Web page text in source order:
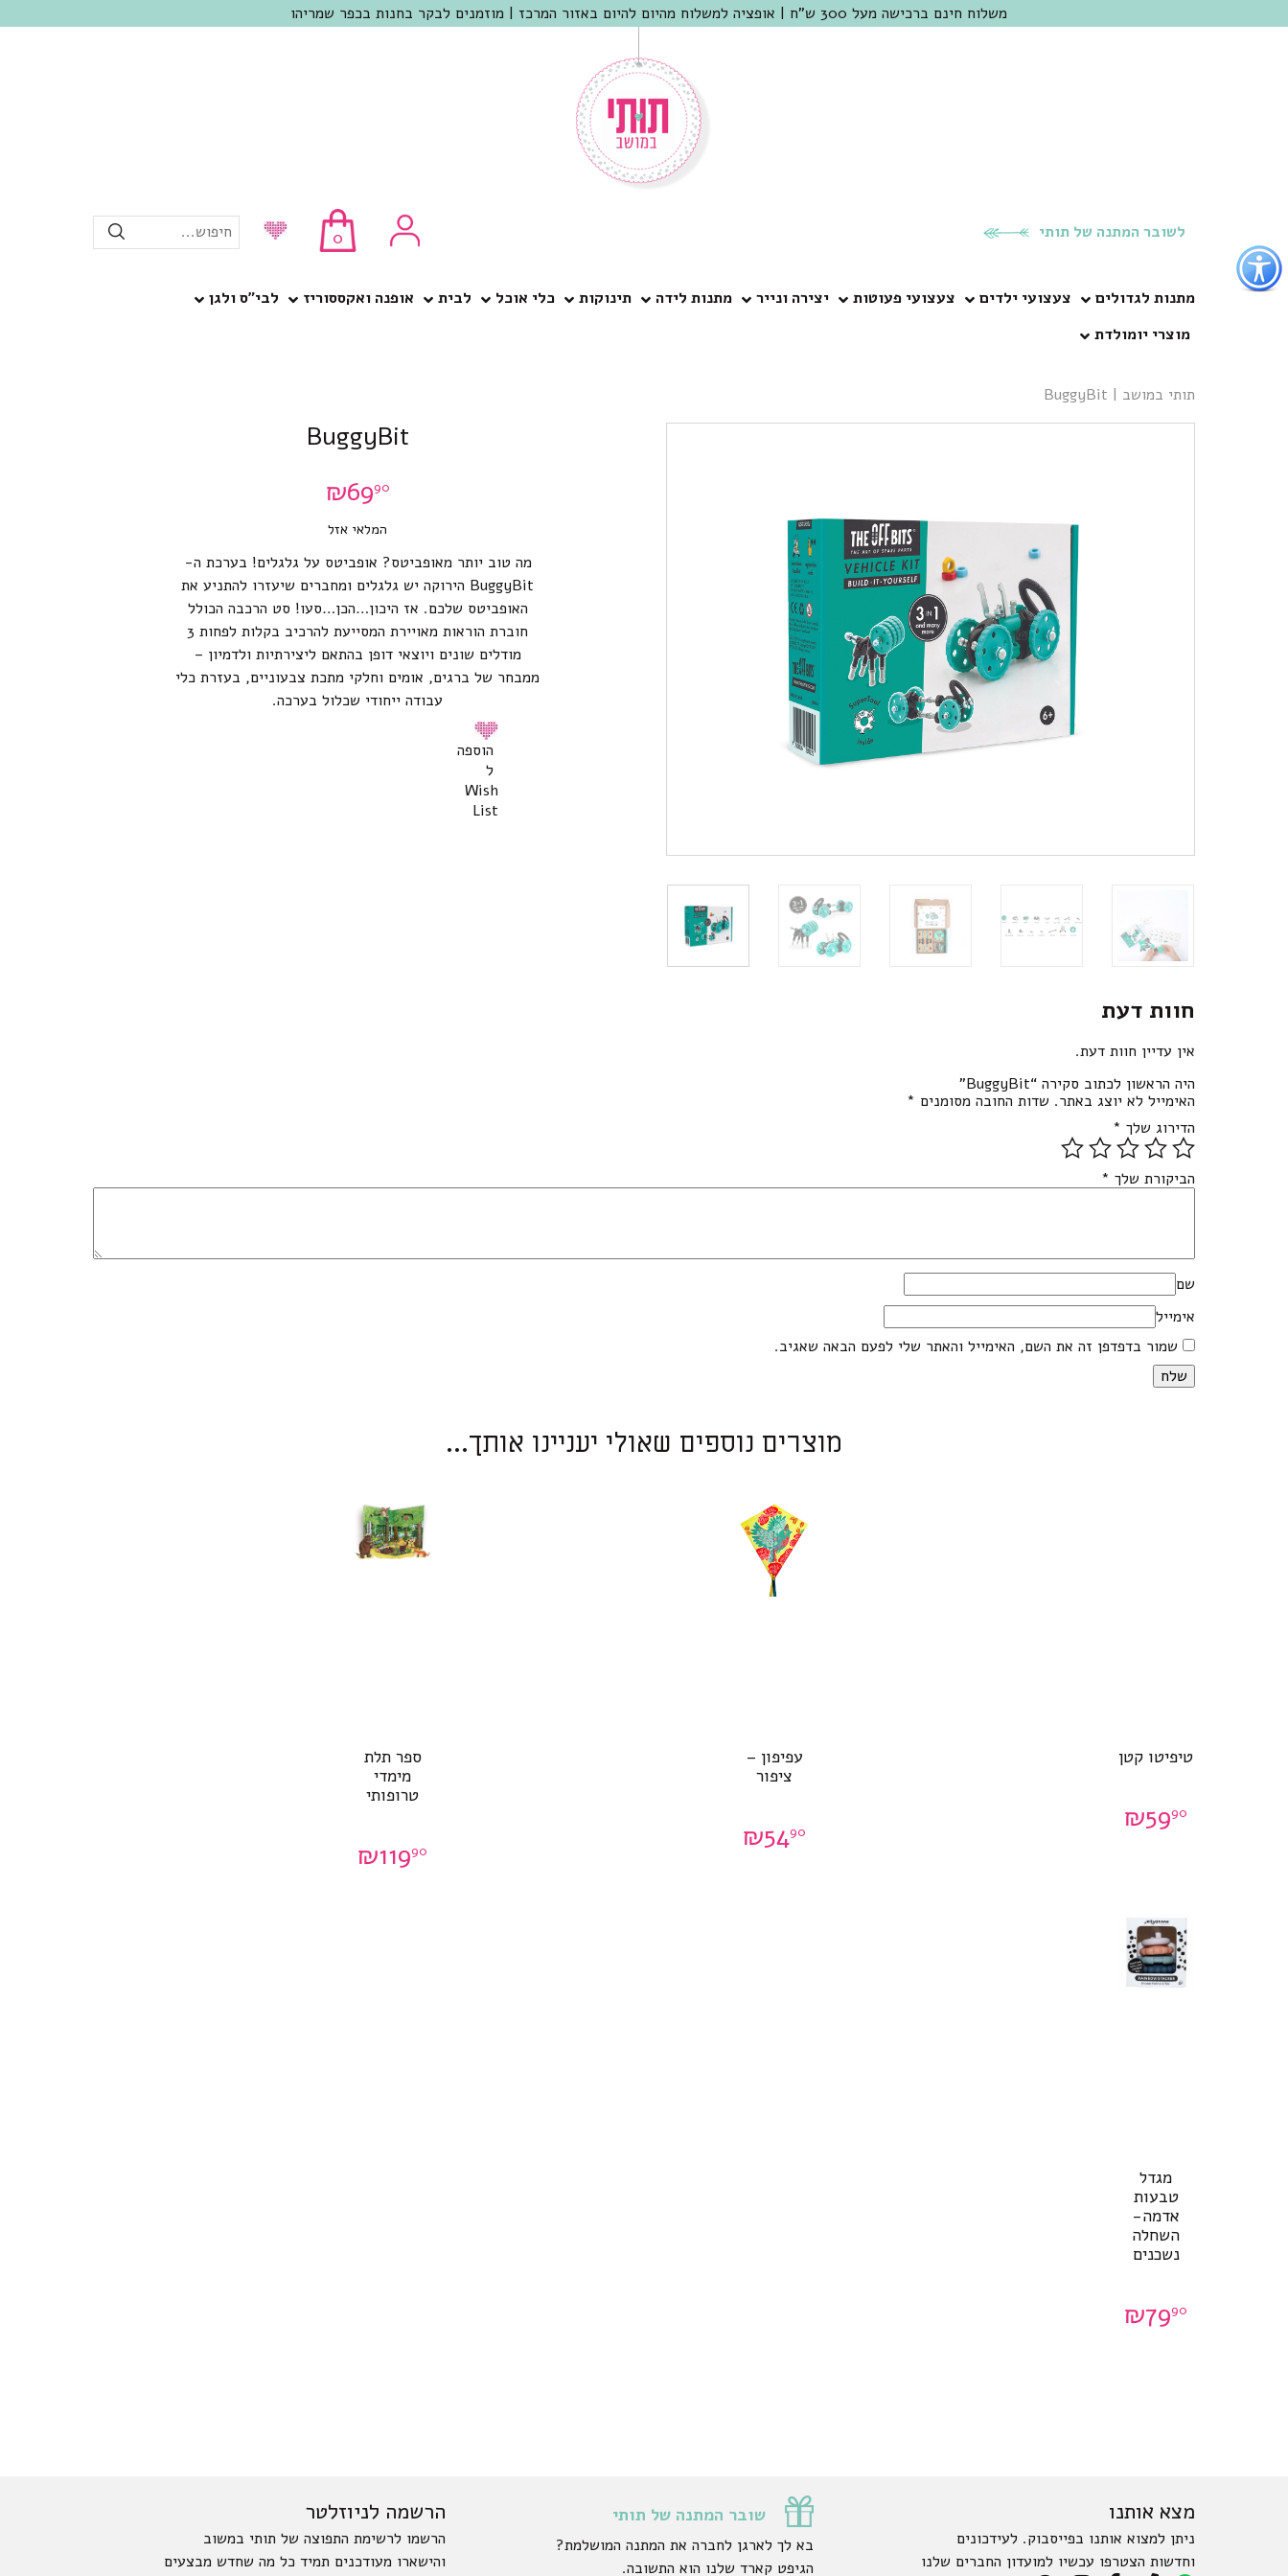
כפתור
לפתיחת
תפריט
נגישות
משלוח חינם ברכישה מעל 300 ש"ח | אופציה למשלוח מהיום להיום באזור המרכז | מוזמנים לבקר בחנות בכפר שמריהו
לשובר המתנה של תותי 0 חיפוש...
מתנות לגדולים צעצועי ילדים צעצועי פעוטות יצירה ונייר מתנות לידה תינוקות כלי אוכל לבית אופנה ואקססוריז
לבי”ס ולגן
מוצרי יומולדת
תותי במושב |
BuggyBit
BuggyBit
₪6990
המלאי אזל
מה טוב יותר מאופביטס? אופביטס על גלגלים! בערכת ה-
BuggyBit הירוקה יש גלגלים ומחברים שיעזרו להתניע את
האופביטס שלכם. אז היכון…הכן…סעו! סט הרכבה הכולל
חוברת הוראות מאויירת המסייעת להרכיב בקלות לפחות 3
מודלים שונים ויוצאי דופן בהתאם ליצירתיות ולדמיון –
ממבחר של ברגים, אומים וחלקי מתכת צבעוניים, בעזרת כלי
עבודה ייחודי שכלול בערכה.
הוספה
ל
Wish
List
חוות דעת
אין עדיין חוות דעת.
היה הראשון לכתוב סקירה “BuggyBit”
האימייל לא יוצג באתר. שדות החובה מסומנים *
הדירוג שלך *
הביקורת שלך *
שם
אימייל
שמור בדפדפן זה את השם, האימייל והאתר שלי לפעם הבאה שאגיב.
מוצרים נוספים שאולי יעניינו אותך...
טיפיטו קטן
₪5990
עפיפון –
ציפור
₪5490
ספר תלת
מימדי
טרופותי
₪11990
מגדל
טבעות
אדמה-
השחלה
נשכנים
₪7990
מצא אותנו
ניתן למצוא אותנו בפייסבוק. לעידכונים
וחדשות הצטרפו עכשיו למועדון החברים שלנו
שובר המתנה של תותי
בא לך לארגן לחברה את המתנה המושלמת?
הגיפט קארד שלנו הוא התשובה.
הרשמה לניוזלטר
הרשמו לרשימת התפוצה של תותי במשוב
והישארו מעודכנים תמיד כל מה שחדש מבצעים